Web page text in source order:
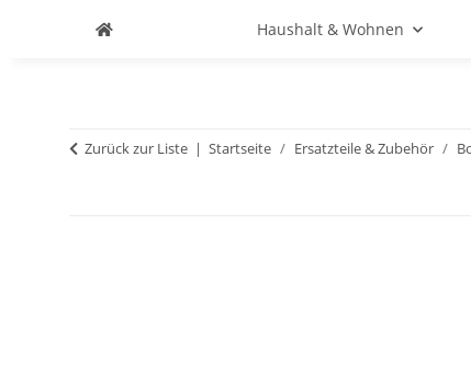
Haushalt & Wohnen
Zurück zur Liste Startseite Ersatzteile & Zubehör